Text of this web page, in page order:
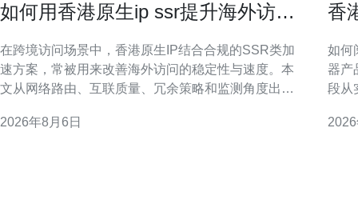
如何用香港原生ip ssr提升海外访问
在跨境访问场景中，香港原生IP结合合规的SSR类加
速方案，常被用来改善海外访问的稳定性与速度。本
文从网络路由、互联质量、冗余策略和监测角度出
在合法合规前提下优化访问体验。 为什么选择香港原
2026年8月6日
香
如何阅
器产
段从
明栏